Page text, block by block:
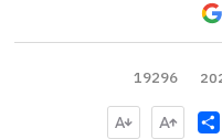
19296
Share